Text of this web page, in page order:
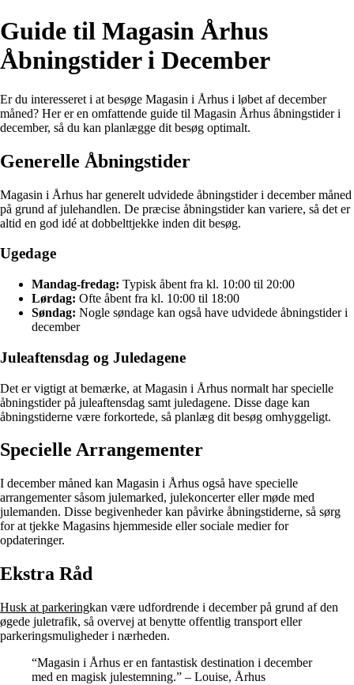
Guide til Magasin Århus
Åbningstider i December
Er du interesseret i at besøge Magasin i Århus i løbet af december
måned? Her er en omfattende guide til Magasin Århus åbningstider i
december, så du kan planlægge dit besøg optimalt.
Generelle Åbningstider
Magasin i Århus har generelt udvidede åbningstider i december måned
på grund af julehandlen. De præcise åbningstider kan variere, så det er
altid en god idé at dobbelttjekke inden dit besøg.
Ugedage
Mandag-fredag: Typisk åbent fra kl. 10:00 til 20:00
Lørdag: Ofte åbent fra kl. 10:00 til 18:00
Søndag: Nogle søndage kan også have udvidede åbningstider i
december
Juleaftensdag og Juledagene
Det er vigtigt at bemærke, at Magasin i Århus normalt har specielle
åbningstider på juleaftensdag samt juledagene. Disse dage kan
åbningstiderne være forkortede, så planlæg dit besøg omhyggeligt.
Specielle Arrangementer
I december måned kan Magasin i Århus også have specielle
arrangementer såsom julemarked, julekoncerter eller møde med
julemanden. Disse begivenheder kan påvirke åbningstiderne, så sørg
for at tjekke Magasins hjemmeside eller sociale medier for
opdateringer.
Ekstra Råd
Husk at parkeringkan være udfordrende i december på grund af den
øgede juletrafik, så overvej at benytte offentlig transport eller
parkeringsmuligheder i nærheden.
“Magasin i Århus er en fantastisk destination i december
med en magisk julestemning.” – Louise, Århus